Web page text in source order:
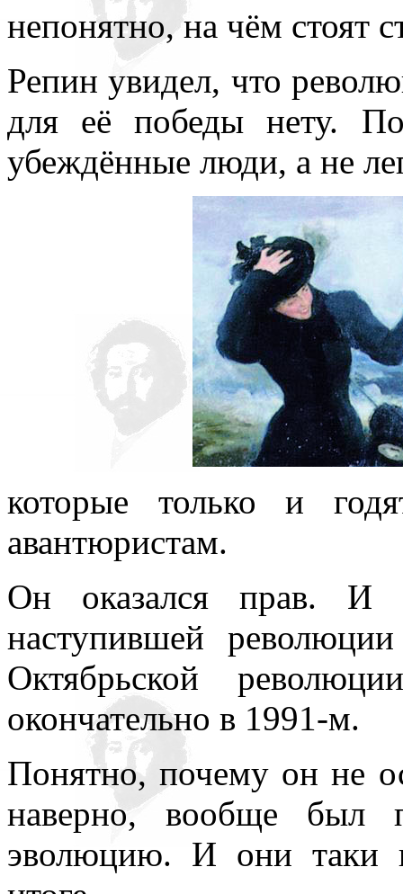
непонятно, на чём стоят
Репин увидел, что
для её победы нету.
убеждённые люди, а не
которые только и
авантюристам.
Он оказался прав. И
наступившей
Октябрьской
окончательно в 1991-м.
Понятно, почему он не
наверно, вообще был
эволюцию. И они таки